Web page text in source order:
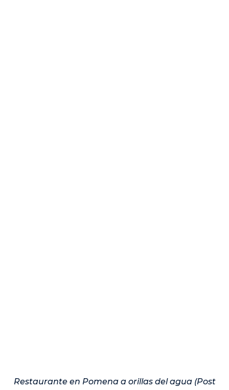
Restaurante en Pomena a orillas del agua (Post